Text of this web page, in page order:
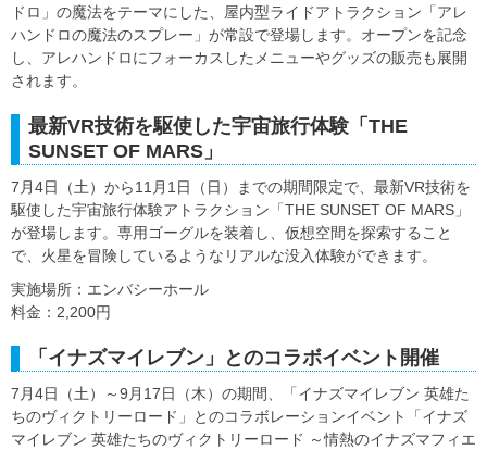
ドロ」の魔法をテーマにした、屋内型ライドアトラクション「アレ
ハンドロの魔法のスプレー」が常設で登場します。オープンを記念
し、アレハンドロにフォーカスしたメニューやグッズの販売も展開
されます。
最新VR技術を駆使した宇宙旅行体験「THE
SUNSET OF MARS」
7月4日（土）から11月1日（日）までの期間限定で、最新VR技術を
駆使した宇宙旅行体験アトラクション「THE SUNSET OF MARS」
が登場します。専用ゴーグルを装着し、仮想空間を探索すること
で、火星を冒険しているようなリアルな没入体験ができます。
実施場所：エンバシーホール
料金：2,200円
「イナズマイレブン」とのコラボイベント開催
7月4日（土）～9月17日（木）の期間、「イナズマイレブン 英雄た
ちのヴィクトリーロード」とのコラボレーションイベント「イナズ
マイレブン 英雄たちのヴィクトリーロード ～情熱のイナズマフィエ